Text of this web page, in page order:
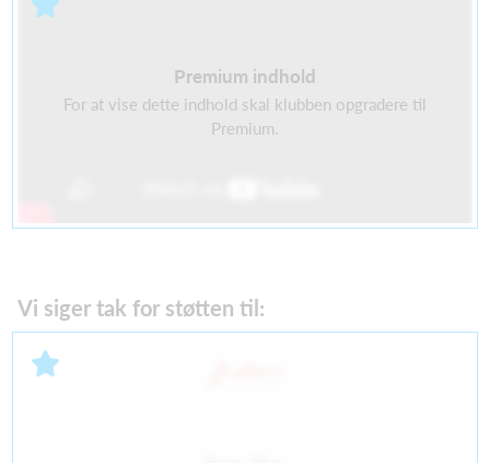
Premium indhold
For at vise dette indhold skal klubben opgradere til
Premium.
Vi siger tak for støtten til: